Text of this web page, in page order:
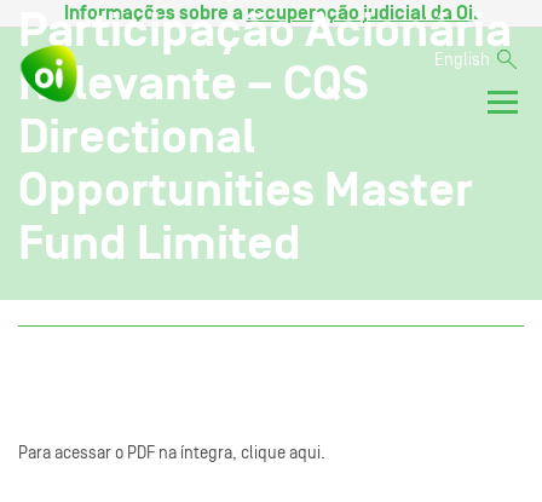
Informações sobre a recuperação judicial da Oi.
English
Participação Acionária
Relevante – CQS
Directional
Opportunities Master
Fund Limited
Para acessar o PDF na íntegra, clique aqui.